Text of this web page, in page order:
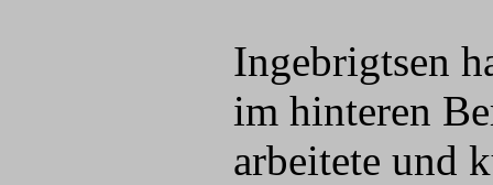
Ingebrigtsen
im hinteren
arbeitete und